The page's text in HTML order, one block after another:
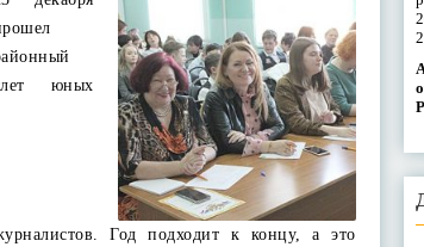
юных
Год подходит к концу, а это